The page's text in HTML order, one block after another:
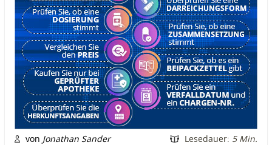
von Jonathan Sander Lesedauer: 5 Min.